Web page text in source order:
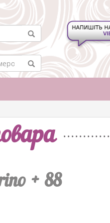
+ 88